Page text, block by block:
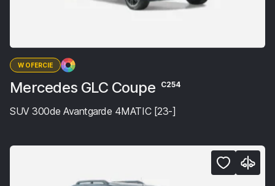
W OFERCIE
Mercedes GLC Coupe C254
SUV 300de Avantgarde 4MATIC [23-]